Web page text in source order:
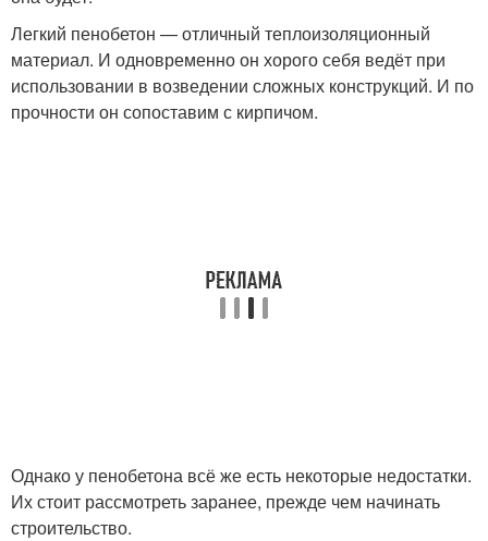
Легкий пенобетон — отличный теплоизоляционный
материал. И одновременно он хорого себя ведёт при
использовании в возведении сложных конструкций. И по
прочности он сопоставим с кирпичом.
Однако у пенобетона всё же есть некоторые недостатки.
Их стоит рассмотреть заранее, прежде чем начинать
строительство.